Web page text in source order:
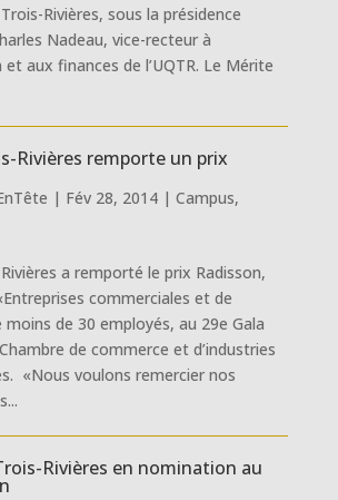
Rivières, sous la présidence
Nadeau, vice-recteur à
aux finances de l’UQTR. Le Mérite
Rivières remporte un prix
| Fév 28, 2014| Campus,
a remporté le prix Radisson,
commerciales et de
de 30 employés, au 29e Gala
de commerce et d’industries
«Nous voulons remercier nos
Rivières en nomination au